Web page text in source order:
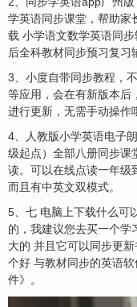
学英语同步课堂，帮助家
载 小学语文数学英语同
后全科教材同步预习复习
3、小度自带同步教程，
等应用，会在有新版本后
进行更新，无需手动操作
4、人教版小学英语电子
级起点）全部八册同步课
读。可以在线点读一年级
而且有中英文双模式。
5、七 电脑上下载什么可
的，我建议您去买一个学
大的 并且它可以同步更
个好 与教材同步的英语
件》。